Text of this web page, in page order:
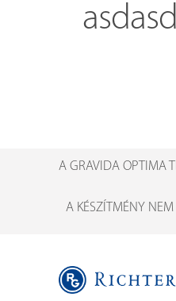
A GRAVIDA OPTIMA
A KÉSZÍTMÉNY NEM